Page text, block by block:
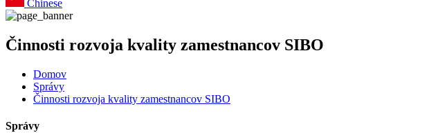
Chinese
Činnosti rozvoja kvality zamestnancov SIBO
Domov
Správy
Činnosti rozvoja kvality zamestnancov SIBO
Správy